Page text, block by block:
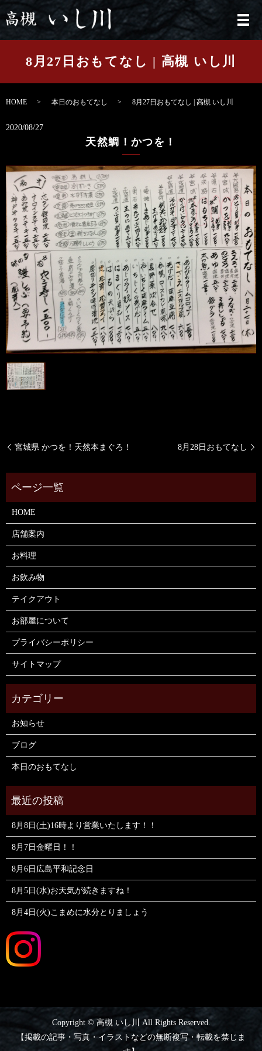
メ
8月27日おもてなし | 高槻 いし川
HOME 本日のおもてなし 8月27日おもてなし | 高槻 いし川
2020/08/27
天然鯛！かつを！
宮城県 かつを！天然本まぐろ！ 8月28日おもてなし
HOME
店舗案内
お料理
お飲み物
テイクアウト
お部屋について
プライバシーポリシー
サイトマップ
お知らせ
ブログ
本日のおもてなし
8月8日(土)16時より営業いたします！！
8月7日金曜日！！
8月6日広島平和記念日
8月5日(水)お天気が続きますね！
8月4日(火)こまめに水分とりましょう
Copyright © 高槻 いし川 All Rights Reserved.
【掲載の記事・写真・イラストなどの無断複写・転載を禁じま